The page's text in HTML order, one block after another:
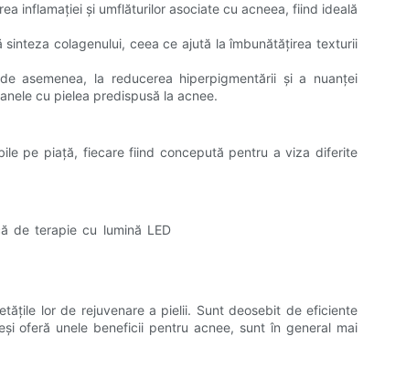
inflamației și umflăturilor asociate cu acneea, fiind ideală
sinteza colagenului, ceea ce ajută la îmbunătățirea texturii
asemenea, la reducerea hiperpigmentării și a nuanței
cu pielea predispusă la acnee.
pe piață, fiecare fiind concepută pentru a viza diferite
lor de rejuvenare a pielii. Sunt deosebit de eficiente
oferă unele beneficii pentru acnee, sunt în general mai